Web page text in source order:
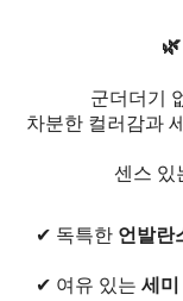
군더더기
차분한 컬러감과
센스 있
✔ 독특한 언발란
✔ 여유 있는 세미